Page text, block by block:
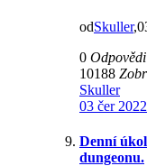
odSkuller
0 Odpovědi
10188
Skuller
03 čer
Denní
dungeonu.